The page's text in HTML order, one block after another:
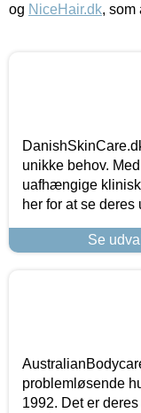
og NiceHair.dk, som
unikke behov.
uafhængige
her for at se deres
Se
problemløsende
1992. Det er